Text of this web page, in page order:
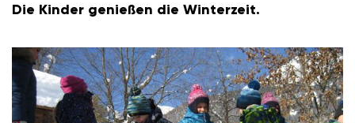
Die Kinder genießen die Winter­zeit.